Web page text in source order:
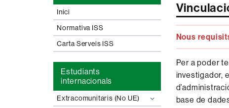
Inici
Normativa ISS
Carta Serveis ISS
Estudiants
internacionals
Extracomunitaris (No UE)
Nous
Per a poder
investigador,
base de